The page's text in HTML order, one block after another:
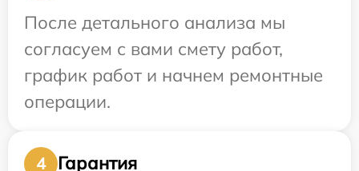
После детального анализа мы
согласуем с вами смету работ,
график работ и начнем ремонтные
операции.
4
Гарантия